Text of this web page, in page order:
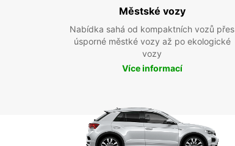
Městské vozy
Nabídka sahá od kompaktních vozů přes
úsporné městké vozy až po ekologické
vozy
Více informací